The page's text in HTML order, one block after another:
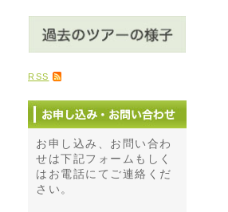
RSS
お申し込み、お問い合わ
せは下記フォームもしく
はお電話にてご連絡くだ
さい。